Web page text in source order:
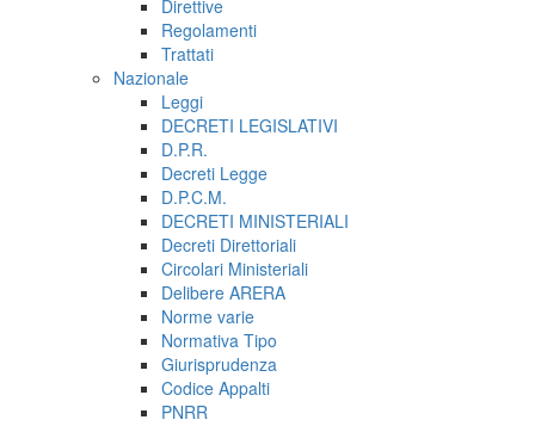
Direttive
Regolamenti
Trattati
Nazionale
Leggi
DECRETI LEGISLATIVI
D.P.R.
Decreti Legge
D.P.C.M.
DECRETI MINISTERIALI
Decreti Direttoriali
Circolari Ministeriali
Delibere ARERA
Norme varie
Normativa Tipo
Giurisprudenza
Codice Appalti
PNRR